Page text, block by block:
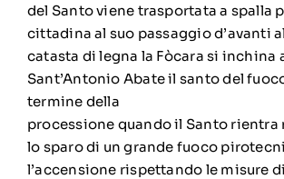
del Santo viene trasportata a spalla
cittadina al suo passaggio d’avanti
catasta di legna la Fòcara si inchina
Sant’Antonio Abate il santo del
termine della
processione quando il Santo rientra
lo sparo di un grande fuoco
l’accensione rispettando le misure